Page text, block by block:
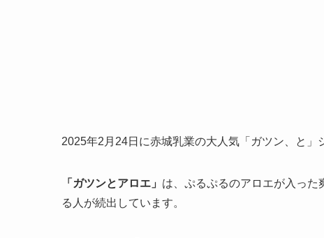
2025年2月24日に赤城乳業の大人気「ガツン、と」
「ガツンとアロエ」 は、ぷるぷるのアロエが入っ
る人が続出しています。